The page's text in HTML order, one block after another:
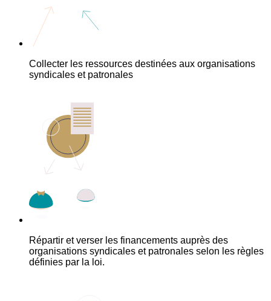
Collecter les ressources destinées aux organisations
syndicales et patronales
Répartir et verser les financements auprès des
organisations syndicales et patronales selon les règles
définies par la loi.